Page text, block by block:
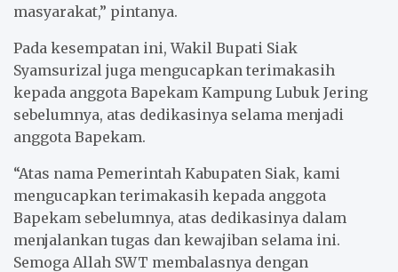
masyarakat,” pintanya.
Pada kesempatan ini, Wakil Bupati Siak
Syamsurizal juga mengucapkan terimakasih
kepada anggota Bapekam Kampung Lubuk Jering
sebelumnya, atas dedikasinya selama menjadi
anggota Bapekam.
“Atas nama Pemerintah Kabupaten Siak, kami
mengucapkan terimakasih kepada anggota
Bapekam sebelumnya, atas dedikasinya dalam
menjalankan tugas dan kewajiban selama ini.
Semoga Allah SWT membalasnya dengan